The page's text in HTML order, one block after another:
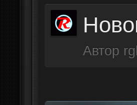
Автор